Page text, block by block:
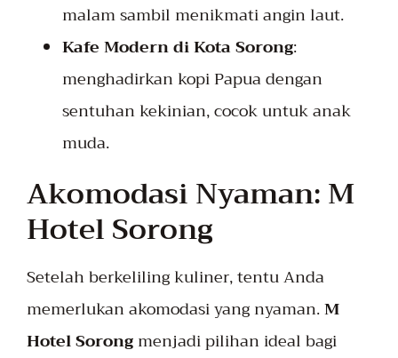
malam sambil menikmati angin laut.
Kafe Modern di Kota Sorong:
menghadirkan kopi Papua dengan
sentuhan kekinian, cocok untuk anak
muda.
Akomodasi Nyaman: M
Hotel Sorong
Setelah berkeliling kuliner, tentu Anda
memerlukan akomodasi yang nyaman.M
Hotel Sorongmenjadi pilihan ideal bagi